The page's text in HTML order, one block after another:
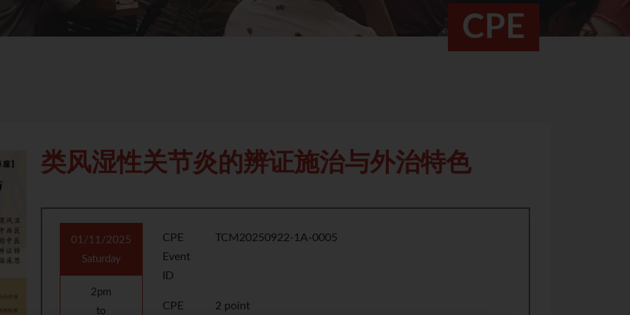
CPE
类风湿性关节炎的辨证施治与外治特色
01/11/2025
Saturday
2pm
to
CPE
Event
ID
TCM20250922-1A-0005
CPE 2 point